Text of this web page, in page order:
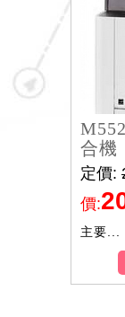
合機
定價:
價:
主要...